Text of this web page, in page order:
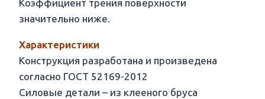
Коэффициент трения поверхности
значительно ниже.
Характеристики
Конструкция разработана и произведена
согласно ГОСТ 52169-2012
Силовые детали – из клееного бруса